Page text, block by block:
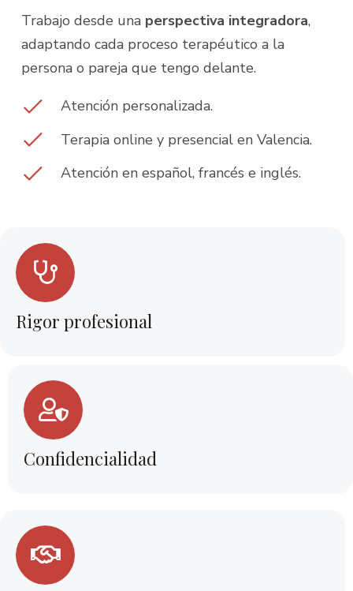
Trabajo desde una perspectiva integradora,
adaptando cada proceso terapéutico a la
persona o pareja que tengo delante.
Atención personalizada.
Terapia online y presencial en Valencia.
Atención en español, francés e inglés.
Rigor profesional
Confidencialidad